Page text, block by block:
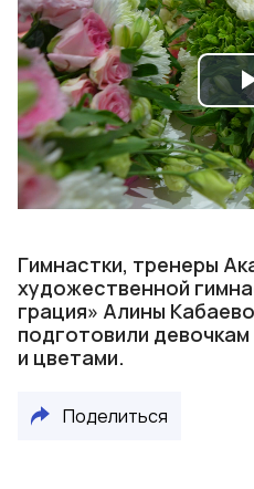
Гимнастки, тренеры
художественной
грация» Алины
подготовили
и цветами.
Поделиться